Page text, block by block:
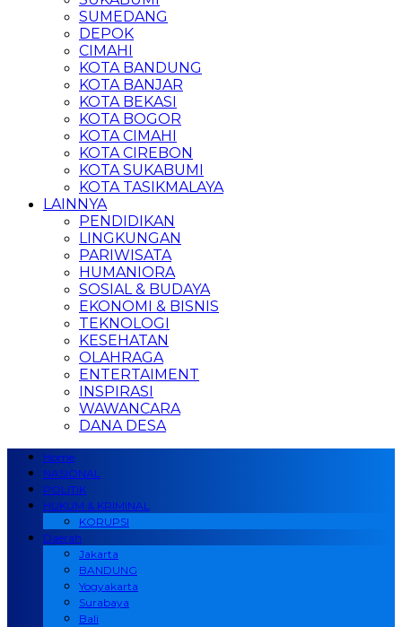
SUMEDANG
DEPOK
CIMAHI
KOTA BANDUNG
KOTA BANJAR
KOTA BEKASI
KOTA BOGOR
KOTA CIMAHI
KOTA CIREBON
KOTA SUKABUMI
KOTA TASIKMALAYA
LAINNYA
PENDIDIKAN
LINGKUNGAN
PARIWISATA
HUMANIORA
SOSIAL & BUDAYA
EKONOMI & BISNIS
TEKNOLOGI
KESEHATAN
OLAHRAGA
ENTERTAIMENT
INSPIRASI
WAWANCARA
DANA DESA
Home
NASIONAL
POLITIK
HUKUM & KRIMINAL
KORUPSI
Daerah
Jakarta
BANDUNG
Yogyakarta
Surabaya
Bali